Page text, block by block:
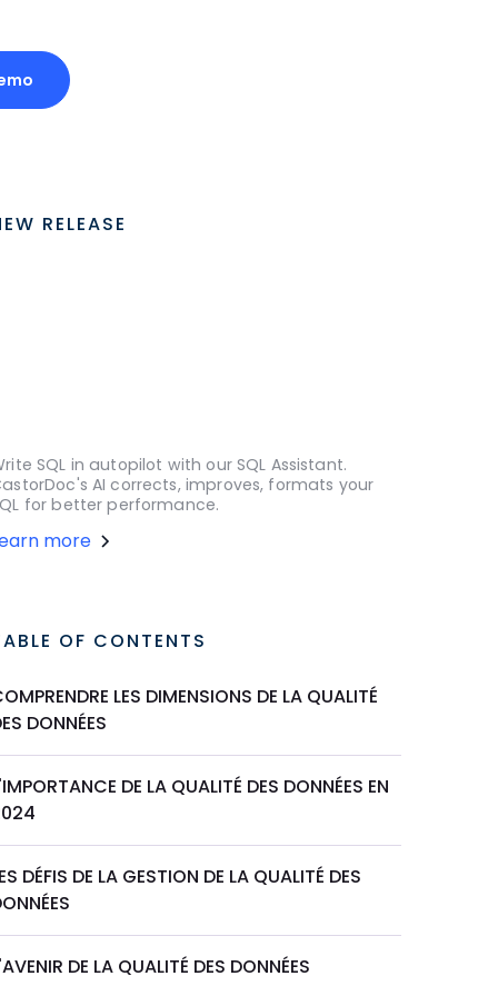
RELEASE
SQL in autopilot with our SQL Assistant.
AI corrects, improves, formats your
for better performance.
more
OF CONTENTS
LES DIMENSIONS DE LA QUALITÉ
DONNÉES
DE LA QUALITÉ DES DONNÉES EN
DÉFIS DE LA GESTION DE LA QUALITÉ DES
DE LA QUALITÉ DES DONNÉES